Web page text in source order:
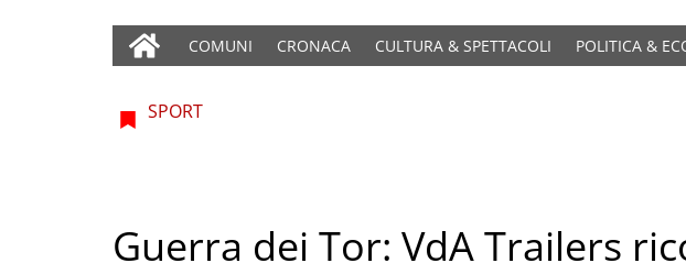
COMUNI CRONACA CULTURA & SPETTACOLI POLITICA &
SPORT
Guerra dei Tor: VdA Trailers